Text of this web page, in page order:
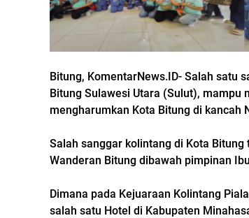
Bitung, KomentarNews.ID- Salah satu
Bitung Sulawesi Utara (Sulut), mampu
mengharumkan Kota Bitung di kancah
Salah sanggar kolintang di Kota
Wanderan Bitung dibawah pimpinan
Dimana pada Kejuaraan Kolintang
salah satu Hotel di Kabupaten